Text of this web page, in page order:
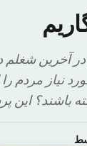
در آخرین
نیاز
باشند؟